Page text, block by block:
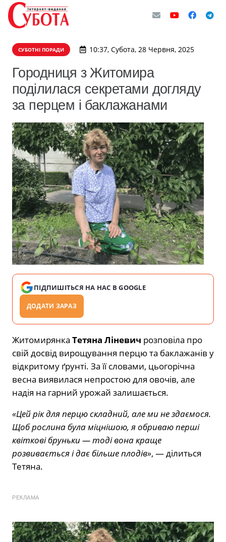
СУБОТНІ ПОРАДИ 10:37, Субота, 28 Червня, 2025
Городниця з Житомира
поділилася секретами догляду
за перцем і баклажанами
ПІДПИШІТЬСЯ НА НАС В GOOGLE
ДОДАТИ ЗАРАЗ
Житомирянка Тетяна Ліневич розповіла про
свій досвід вирощування перцю та баклажанів у
відкритому ґрунті. За її словами, цьогорічна
весна виявилася непростою для овочів, але
надія на гарний урожай залишається.
«Цей рік для перцю складний, але ми не здаємося.
Щоб рослина була міцнішою, я обриваю перші
квіткові бруньки — тоді вона краще
розвивається і дає більше плодів», — ділиться
Тетяна.
РЕКЛАМА